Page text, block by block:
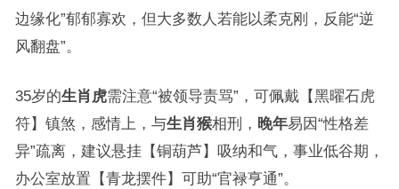
边缘化”郁郁寡欢，但大多数人若能以柔克刚，反能“逆
风翻盘”。
35岁的生肖虎需注意“被领导责骂”，可佩戴【黑曜石虎
符】镇煞，感情上，与生肖猴相刑， 晚年易因“性格差
异”疏离，建议悬挂【铜葫芦】吸纳和气，事业低谷期，
办公室放置【青龙摆件】可助“官禄亨通”。